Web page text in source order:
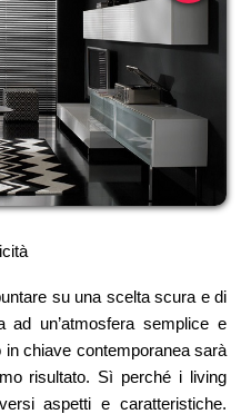
su una scelta scura e di
ad un’atmosfera semplice e
chiave contemporanea sarà
risultato. Sì perché i living
aspetti e caratteristiche.